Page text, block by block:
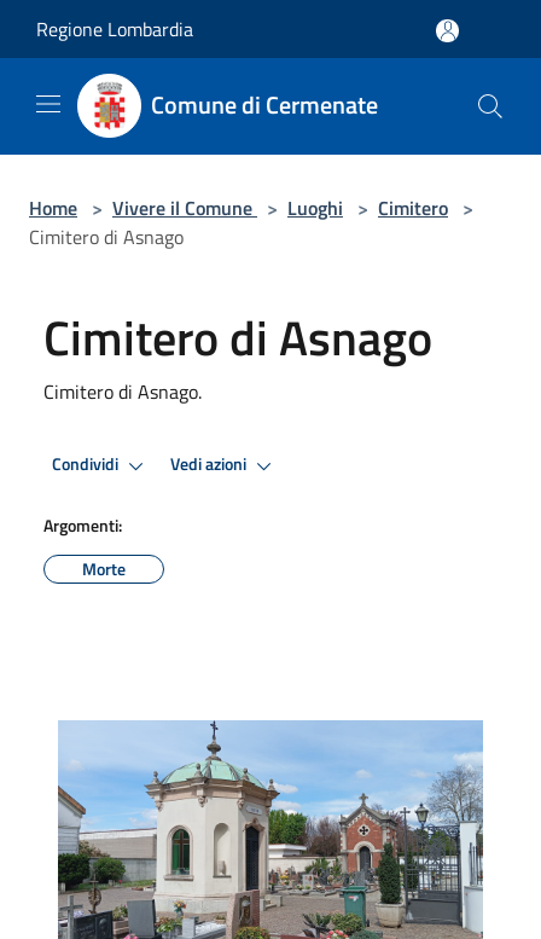
Regione Lombardia
Comune di Cermenate
Home > Vivere il Comune > Luoghi > Cimitero >
Cimitero di Asnago
Cimitero di Asnago
Cimitero di Asnago.
Condividi Vedi azioni
Argomenti:
Morte